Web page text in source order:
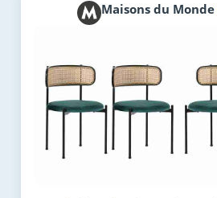
Maisons du Monde